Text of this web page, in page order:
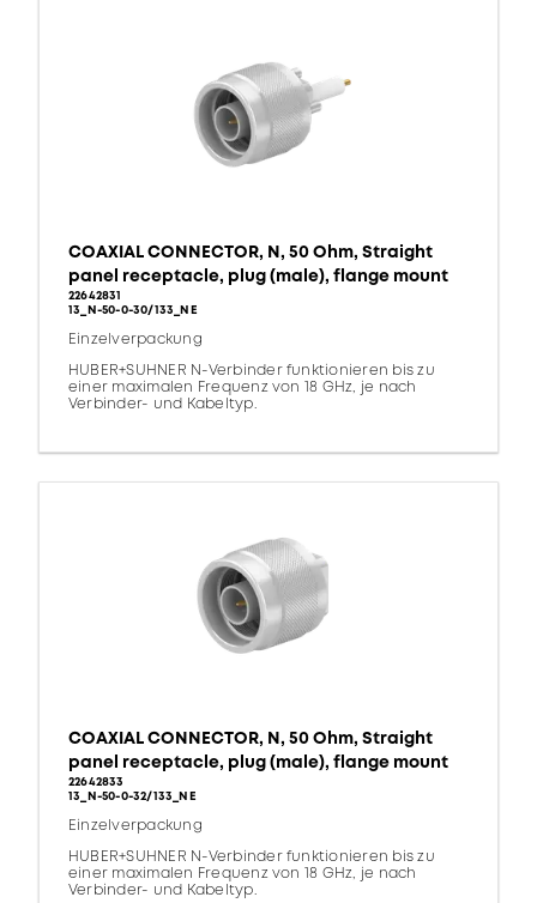
COAXIAL CONNECTOR, N, 50 Ohm, Straight
panel receptacle, plug (male), flange mount
22642831
13_N-50-0-30/133_NE
Einzelverpackung
HUBER+SUHNER N-Verbinder funktionieren bis zu
einer maximalen Frequenz von 18 GHz, je nach
Verbinder- und Kabeltyp.
COAXIAL CONNECTOR, N, 50 Ohm, Straight
panel receptacle, plug (male), flange mount
22642833
13_N-50-0-32/133_NE
Einzelverpackung
HUBER+SUHNER N-Verbinder funktionieren bis zu
einer maximalen Frequenz von 18 GHz, je nach
Verbinder- und Kabeltyp.